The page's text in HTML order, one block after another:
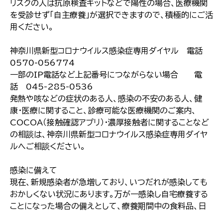
リスクの人は抗原検査キットなどで陽性の場合、医療機関
を受診せず「自主療養」が選択できますので、積極的にご活
用ください。
神奈川県新型コロナウイルス感染症専用ダイヤル 電話
0570-056774
一部のIP電話など上記番号につながらない場合 電
話 045-285-0536
発熱や咳などの症状のある人、感染の不安のある人、健
康・医療に関すること、診療可能な医療機関のご案内、
COCOA（接触確認アプリ）・濃厚接触者に関することなど
の相談は、神奈川県新型コロナウイルス感染症専用ダイヤ
ルへご相談ください。
感染に備えて
現在、新規感染者が急増しており、いつだれが感染しても
おかしくない状況にあります。万が一感染し自宅療養する
ことになった場合の備えとして、療養期間中の食料品、日